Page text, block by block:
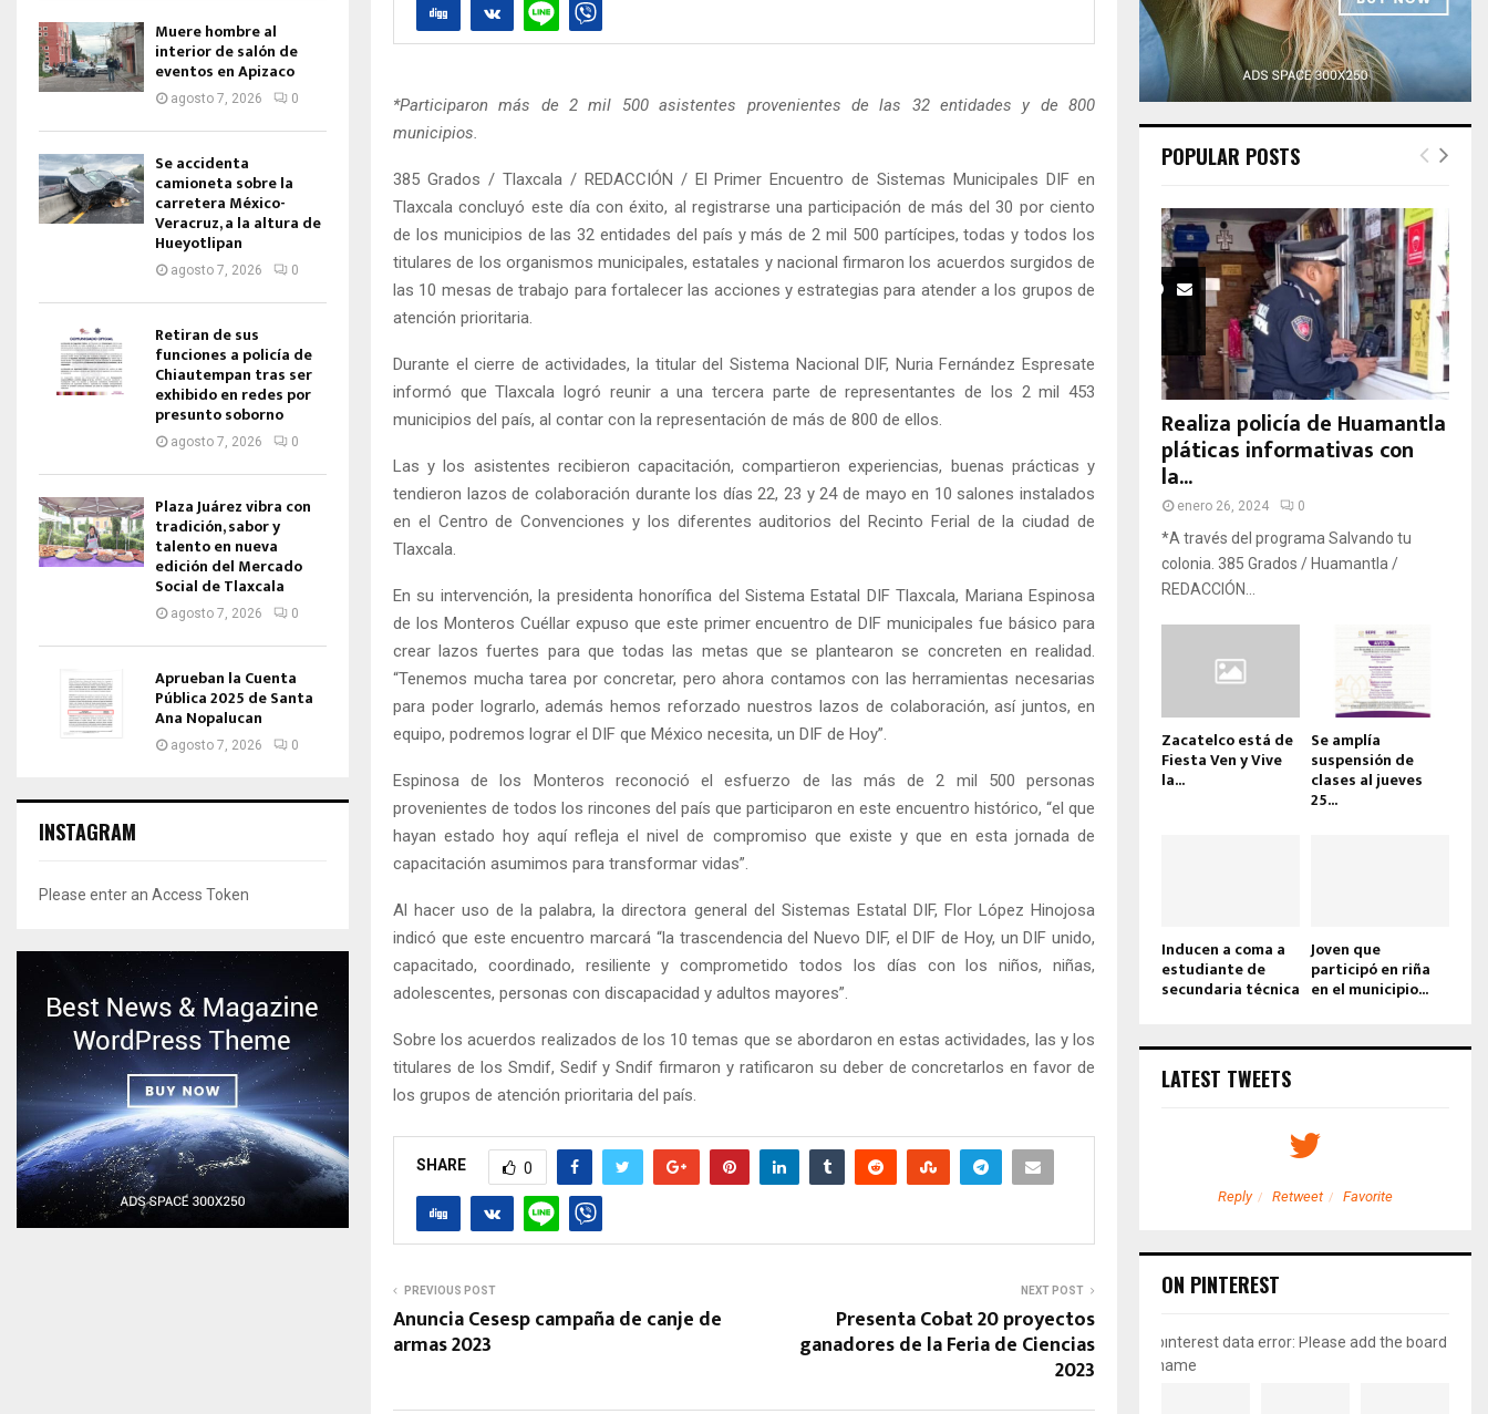
*Participaron más de 2 mil 500 asistentes provenientes de las 32 entidades y de 800
municipios.
385 Grados / Tlaxcala / REDACCIÓN / El Primer Encuentro de Sistemas Municipales DIF en
Tlaxcala concluyó este día con éxito, al registrarse una participación de más del 30 por ciento
de los municipios de las 32 entidades del país y más de 2 mil 500 partícipes, todas y todos los
titulares de los organismos municipales, estatales y nacional firmaron los acuerdos surgidos de
las 10 mesas de trabajo para fortalecer las acciones y estrategias para atender a los grupos de
atención prioritaria.
Durante el cierre de actividades, la titular del Sistema Nacional DIF, Nuria Fernández Espresate
informó que Tlaxcala logró reunir a una tercera parte de representantes de los 2 mil 453
municipios del país, al contar con la representación de más de 800 de ellos.
Las y los asistentes recibieron capacitación, compartieron experiencias, buenas prácticas y
tendieron lazos de colaboración durante los días 22, 23 y 24 de mayo en 10 salones instalados
en el Centro de Convenciones y los diferentes auditorios del Recinto Ferial de la ciudad de
Tlaxcala.
En su intervención, la presidenta honorífica del Sistema Estatal DIF Tlaxcala, Mariana Espinosa
de los Monteros Cuéllar expuso que este primer encuentro de DIF municipales fue básico para
crear lazos fuertes para que todas las metas que se plantearon se concreten en realidad.
“Tenemos mucha tarea por concretar, pero ahora contamos con las herramientas necesarias
para poder lograrlo, además hemos reforzado nuestros lazos de colaboración, así juntos, en
equipo, podremos lograr el DIF que México necesita, un DIF de Hoy”.
Espinosa de los Monteros reconoció el esfuerzo de las más de 2 mil 500 personas
provenientes de todos los rincones del país que participaron en este encuentro histórico, “el que
hayan estado hoy aquí refleja el nivel de compromiso que existe y que en esta jornada de
capacitación asumimos para transformar vidas”.
Al hacer uso de la palabra, la directora general del Sistemas Estatal DIF, Flor López Hinojosa
indicó que este encuentro marcará “la trascendencia del Nuevo DIF, el DIF de Hoy, un DIF unido,
capacitado, coordinado, resiliente y comprometido todos los días con los niños, niñas,
adolescentes, personas con discapacidad y adultos mayores”.
Sobre los acuerdos realizados de los 10 temas que se abordaron en estas actividades, las y los
titulares de los Smdif, Sedif y Sndif firmaron y ratificaron su deber de concretarlos en favor de
los grupos de atención prioritaria del país.
SHARE 0
PREVIOUS POST
Anuncia Cesesp campaña de canje de
armas 2023
NEXT POST
Presenta Cobat 20 proyectos
ganadores de la Feria de Ciencias
2023
Muere hombre al
interior de salón de
eventos en Apizaco
agosto 7, 2026 0
Se accidenta
camioneta sobre la
carretera México-
Veracruz, a la altura de
Hueyotlipan
agosto 7, 2026 0
Retiran de sus
funciones a policía de
Chiautempan tras ser
exhibido en redes por
presunto soborno
agosto 7, 2026 0
Plaza Juárez vibra con
tradición, sabor y
talento en nueva
edición del Mercado
Social de Tlaxcala
agosto 7, 2026 0
Aprueban la Cuenta
Pública 2025 de Santa
Ana Nopalucan
agosto 7, 2026 0
INSTAGRAM
Please enter an Access Token
POPULAR POSTS
Realiza policía de Huamantla
pláticas informativas con
la...
enero 26, 2024 0
*A través del programa Salvando tu
colonia. 385 Grados / Huamantla /
REDACCIÓN...
Zacatelco está de
Fiesta Ven y Vive
la...
Se amplía
suspensión de
clases al jueves
25...
Inducen a coma a
estudiante de
secundaria técnica
Joven que
participó en riña
en el municipio...
LATEST TWEETS
Reply Retweet Favorite
ON PINTEREST
pinterest data error: Please add the board
name